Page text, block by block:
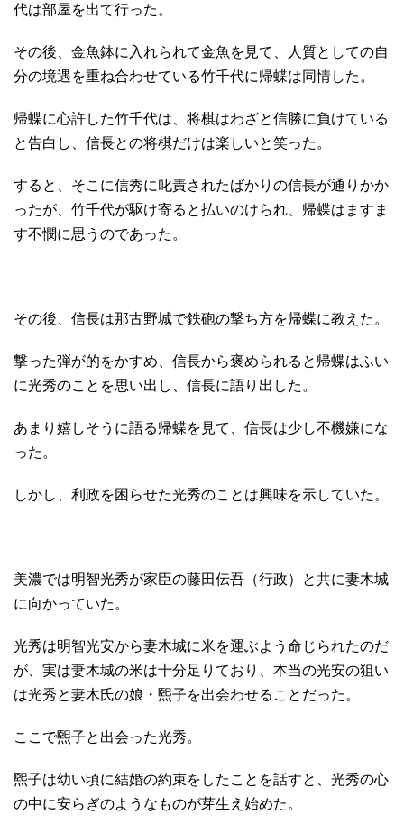
代は部屋を出て行った。
その後、金魚鉢に入れられて金魚を見て、人質としての自
分の境遇を重ね合わせている竹千代に帰蝶は同情した。
帰蝶に心許した竹千代は、将棋はわざと信勝に負けている
と告白し、信長との将棋だけは楽しいと笑った。
すると、そこに信秀に叱責されたばかりの信長が通りかか
ったが、竹千代が駆け寄ると払いのけられ、帰蝶はますま
す不憫に思うのであった。
その後、信長は那古野城で鉄砲の撃ち方を帰蝶に教えた。
撃った弾が的をかすめ、信長から褒められると帰蝶はふい
に光秀のことを思い出し、信長に語り出した。
あまり嬉しそうに語る帰蝶を見て、信長は少し不機嫌にな
った。
しかし、利政を困らせた光秀のことは興味を示していた。
美濃では明智光秀が家臣の藤田伝吾（行政）と共に妻木城
に向かっていた。
光秀は明智光安から妻木城に米を運ぶよう命じられたのだ
が、実は妻木城の米は十分足りており、本当の光安の狙い
は光秀と妻木氏の娘・煕子を出会わせることだった。
ここで煕子と出会った光秀。
煕子は幼い頃に結婚の約束をしたことを話すと、光秀の心
の中に安らぎのようなものが芽生え始めた。